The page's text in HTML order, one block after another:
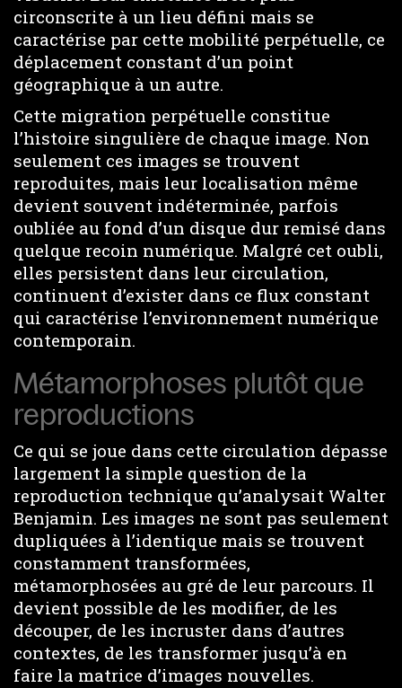
circonscrite à un lieu défini mais se
caractérise par cette mobilité perpétuelle, ce
déplacement constant d’un point
géographique à un autre.
Cette migration perpétuelle constitue
l’histoire singulière de chaque image. Non
seulement ces images se trouvent
reproduites, mais leur localisation même
devient souvent indéterminée, parfois
oubliée au fond d’un disque dur remisé dans
quelque recoin numérique. Malgré cet oubli,
elles persistent dans leur circulation,
continuent d’exister dans ce flux constant
qui caractérise l’environnement numérique
contemporain.
Métamorphoses plutôt que
reproductions
Ce qui se joue dans cette circulation dépasse
largement la simple question de la
reproduction technique qu’analysait Walter
Benjamin. Les images ne sont pas seulement
dupliquées à l’identique mais se trouvent
constamment transformées,
métamorphosées au gré de leur parcours. Il
devient possible de les modifier, de les
découper, de les incruster dans d’autres
contextes, de les transformer jusqu’à en
faire la matrice d’images nouvelles.